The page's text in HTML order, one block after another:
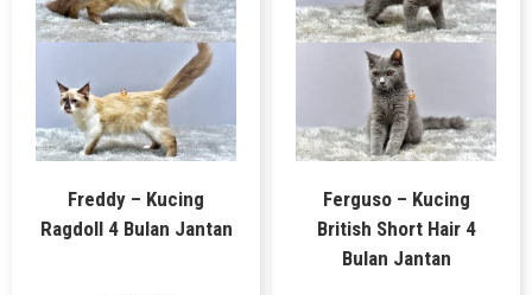
Freddy – Kucing
Ragdoll 4 Bulan Jantan
Ferguso – Kucing
British Short Hair 4
Bulan Jantan